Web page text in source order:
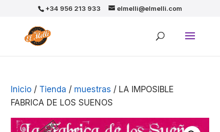
+34 956 213 933 elmelli@elmelli.com
Inicio / Tienda / muestras / LA IMPOSIBLE
FABRICA DE LOS SUENOS